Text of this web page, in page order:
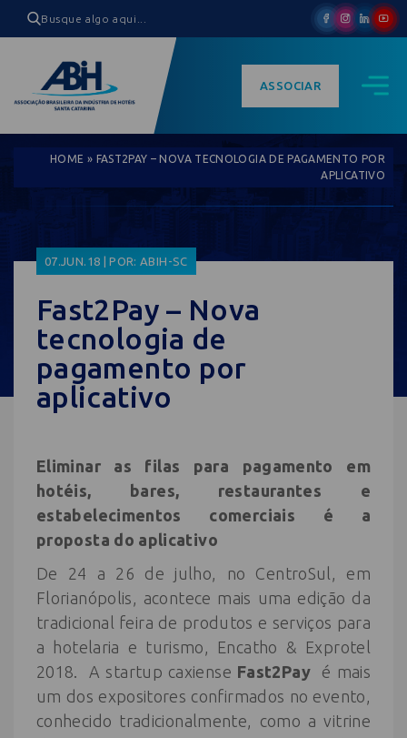
ASSOCIAR
HOME » FAST2PAY – NOVA TECNOLOGIA DE PAGAMENTO POR
APLICATIVO
07.JUN.18 | POR: ABIH-SC
Fast2Pay – Nova
tecnologia de
pagamento por
aplicativo
Eliminar as filas para pagamento em
hotéis, bares, restaurantes e
estabelecimentos comerciais é a
proposta do aplicativo
De 24 a 26 de julho, no CentroSul, em
Florianópolis, acontece mais uma edição da
tradicional feira de produtos e serviços para
a hotelaria e turismo, Encatho & Exprotel
2018. A startup caxiense Fast2Payé mais
um dos expositores confirmados no evento,
conhecido tradicionalmente, como a vitrine